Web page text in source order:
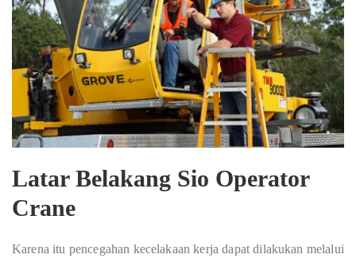
Latar Belakang Sio Operator
Crane
Karena itu pencegahan kecelakaan kerja dapat dilakukan melalui